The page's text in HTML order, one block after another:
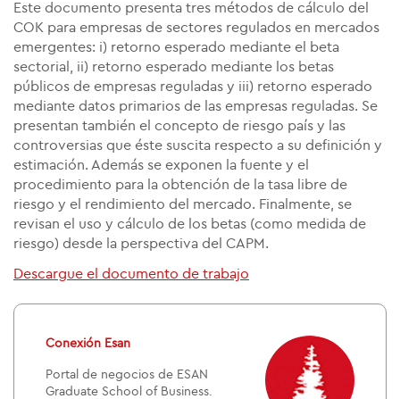
Este documento presenta tres métodos de cálculo del
COK para empresas de sectores regulados en mercados
emergentes: i) retorno esperado mediante el beta
sectorial, ii) retorno esperado mediante los betas
públicos de empresas reguladas y iii) retorno esperado
mediante datos primarios de las empresas reguladas. Se
presentan también el concepto de riesgo país y las
controversias que éste suscita respecto a su definición y
estimación. Además se exponen la fuente y el
procedimiento para la obtención de la tasa libre de
riesgo y el rendimiento del mercado. Finalmente, se
revisan el uso y cálculo de los betas (como medida de
riesgo) desde la perspectiva del CAPM.
Descargue el documento de trabajo
Conexión Esan
Portal de negocios de ESAN
Graduate School of Business.